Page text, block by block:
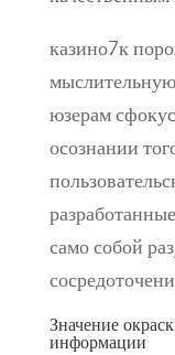
казино7к
юзерам
осознании
само собой
Значение
информации